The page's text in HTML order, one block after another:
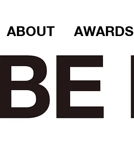
ABOUT AWARDS